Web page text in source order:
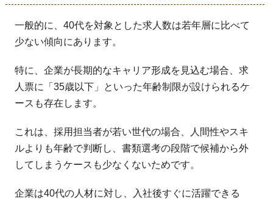
一般的に、40代を対象とした求人数は若年層に比べて
少ない傾向にあります。
特に、企業が長期的なキャリア形成を見込む場合、求
人票に「35歳以下」といった年齢制限が設けられるケ
ースも存在します。
これは、採用担当者が若い世代の場合、人間性やスキ
ルよりも年齢で判断し、書類選考の段階で候補から外
してしまうケースも少なくないためです。
企業は40代の人材に対し、入社後すぐに活躍できる